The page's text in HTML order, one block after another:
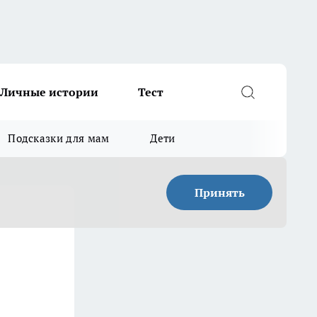
Личные истории Тест
Подсказки для мам Дети
Принять